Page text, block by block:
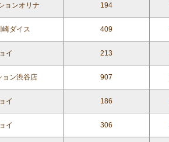
ョンオリナ 194
崎ダイス 409
イ 213
ョン渋谷店 907
イ 186
イ 306